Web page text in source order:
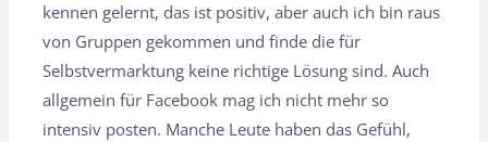
kennen gelernt, das ist positiv, aber auch ich bin raus
von Gruppen gekommen und finde die für
Selbstvermarktung keine richtige Lösung sind. Auch
allgemein für Facebook mag ich nicht mehr so
intensiv posten. Manche Leute haben das Gefühl,